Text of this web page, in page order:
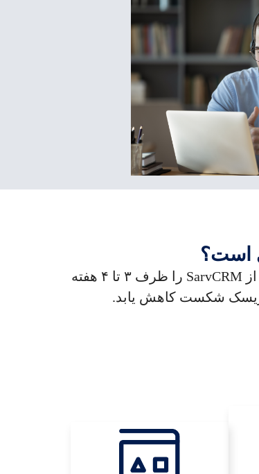
پیاده‌سازی کامل CRM فقط با آموزش چند ساعته تحقق نمی‌یابد. با رویکرد سریع و ساده ما، استفاده عملی از SarvCRM را ظرف ۳ تا ۴ هفته
ریسک شکست کاهش یابد.